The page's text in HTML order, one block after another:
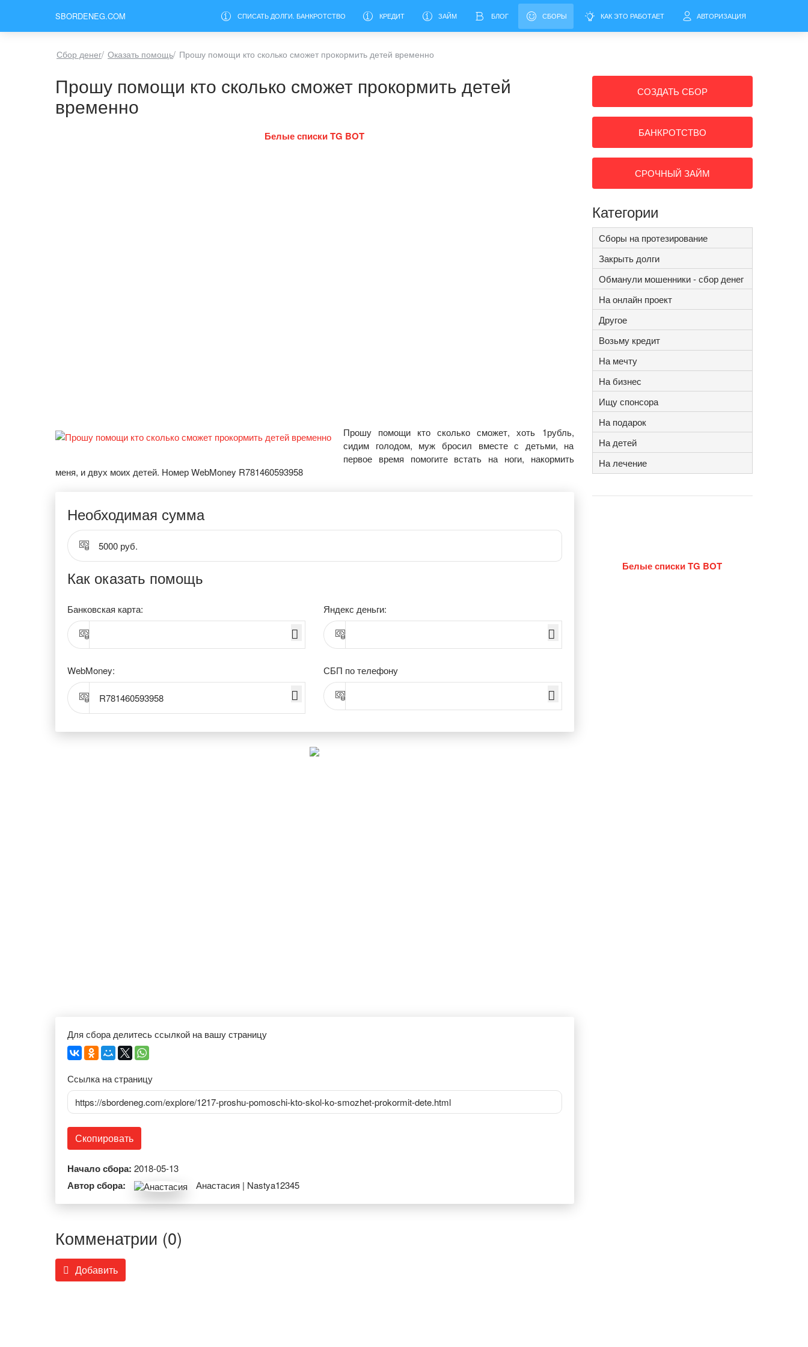
SBORDENEG.COM СПИСАТЬ ДОЛГИ. БАНКРОТСТВО КРЕДИТ ЗАЙМ БЛОГ СБОРЫ КАК ЭТО РАБОТАЕТ АВТОРИЗАЦИЯ
Сбор денег/ Оказать помощь/ Прошу помощи кто сколько сможет прокормить детей временно
Прошу помощи кто сколько сможет прокормить детей
временно
Белые списки TG BOT
Прошу помощи кто сколько сможет, хоть 1рубль,
сидим голодом, муж бросил вместе с детьми, на
первое время помогите встать на ноги, накормить
меня, и двух моих детей. Номер WebMoney R781460593958
Необходимая сумма
5000 руб.
Как оказать помощь
Банковская карта: Яндекс деньги:
WebMoney:
R781460593958
СБП по телефону
Для сбора делитесь ссылкой на вашу страницу
Ссылка на страницу
https://sbordeneg.com/explore/1217-proshu-pomoschi-kto-skol-ko-smozhet-prokormit-dete.html
Скопировать
Начало сбора: 2018-05-13
Автор сбора: Анастасия | Nastya12345
Комменатрии (0)
Добавить
СОЗДАТЬ СБОР
БАНКРОТСТВО
СРОЧНЫЙ ЗАЙМ
Категории
Сборы на протезирование
Закрыть долги
Обманули мошенники - сбор денег
На онлайн проект
Другое
Возьму кредит
На мечту
На бизнес
Ищу спонсора
На подарок
На детей
На лечение
Белые списки TG BOT